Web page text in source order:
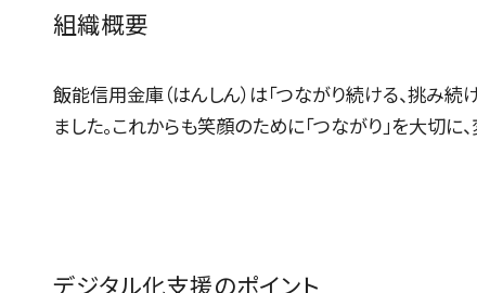
組織概要
飯能信用金庫（はんしん）は「つながり続ける、挑み
ました。これからも笑顔のために「つながり」を大切
デジタル化支援のポイント